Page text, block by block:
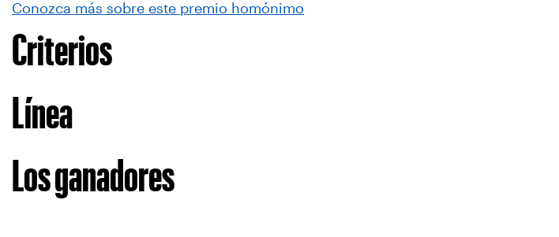
Conozca más sobre este premio homónimo
Criterios
Línea
Los ganadores